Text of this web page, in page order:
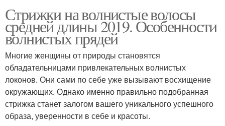
Стрижки на волнистые волосы
средней длины 2019. Особенности
волнистых прядей
Многие женщины от природы становятся
обладательницами привлекательных волнистых
локонов. Они сами по себе уже вызывают восхищение
окружающих. Однако именно правильно подобранная
стрижка станет залогом вашего уникального успешного
образа, уверенности в себе и красоты.